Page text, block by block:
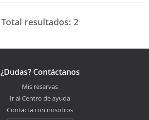
Total resultados: 2
¿Dudas? Contáctanos
Mis reservas
Ir al Centro de ayuda
Contacta con nosotros